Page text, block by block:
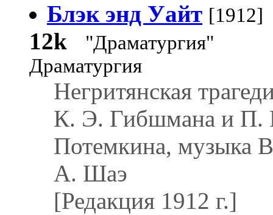
Блэк энд Уайт [1912]
12k
"Драматургия"
Драматургия
Негритянская
К. Э. Гибшмана и П.
Потемкина, музыка
А. Шаэ
[Редакция 1912 г.]